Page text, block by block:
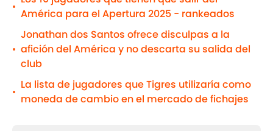
• América para el Apertura 2025 - rankeados
•
Jonathan dos Santos ofrece disculpas a la
afición del América y no descarta su salida del
club
•
La lista de jugadores que Tigres utilizaría como
moneda de cambio en el mercado de fichajes